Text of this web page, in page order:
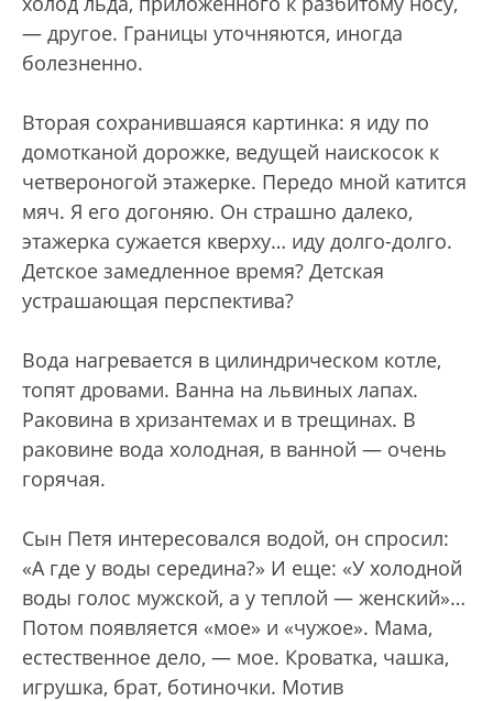
— другое. Границы уточняются, иногда
болезненно.
Вторая сохранившаяся картинка: я иду по
домотканой дорожке, ведущей наискосок к
четвероногой этажерке. Передо мной катится
мяч. Я его догоняю. Он страшно далеко,
этажерка сужается кверху… иду долго-долго.
Детское замедленное время? Детская
устрашающая перспектива?
Вода нагревается в цилиндрическом котле,
топят дровами. Ванна на львиных лапах.
Раковина в хризантемах и в трещинах. В
раковине вода холодная, в ванной — очень
горячая.
Сын Петя интересовался водой, он спросил:
«А где у воды середина?» И еще: «У холодной
воды голос мужской, а у теплой — женский»…
Потом появляется «мое» и «чужое». Мама,
естественное дело, — мое. Кроватка, чашка,
игрушка, брат, ботиночки. Мотив